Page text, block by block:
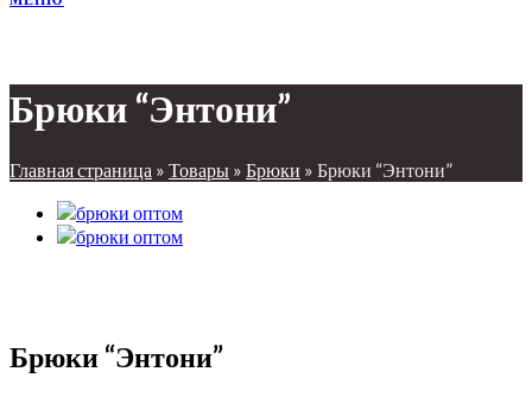
Брюки “Энтони”
Главная страница » Товары » Брюки » Брюки “Энтони”
Брюки “Энтони”